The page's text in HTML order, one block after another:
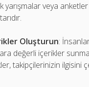
yarışmalar veya
Oluşturun:
değerli içerikler
takipçilerinizin ilgisini